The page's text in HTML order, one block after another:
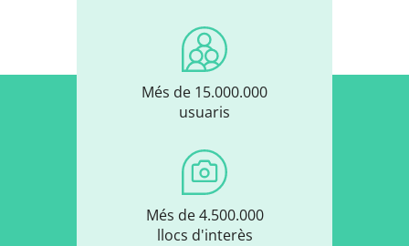
Més de 15.000.000
usuaris
Més de 4.500.000
llocs d'interès